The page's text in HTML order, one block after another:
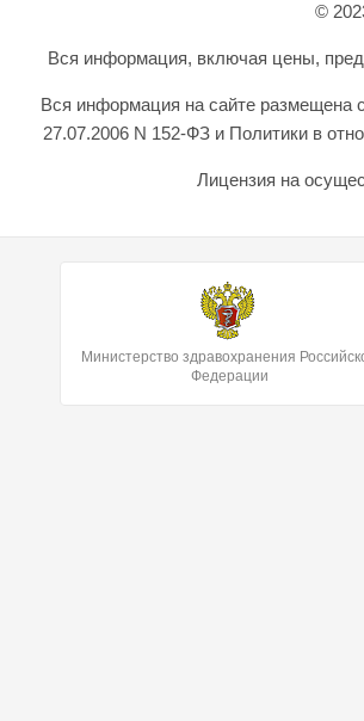
©
Вся информация, включая цены,
Вся информация на сайте размещена
27.07.2006 N 152-ФЗ и Политики в
Лицензия на
Министерство здравохранения
Федерации